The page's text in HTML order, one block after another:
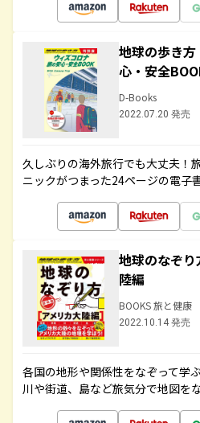
地球の歩き
心・安全
D-Books
2022.07.20 発売
久しぶりの海外旅行でも大丈夫！
ニックがつまった24ページの電子
地球のなぞ
陸編
BOOKS 旅と健康
2022.10.14 発売
各国の地形や関係性をなぞって学
川や街道、島など旅気分で地図を